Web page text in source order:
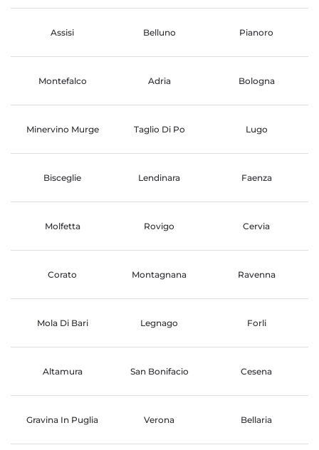
Assisi Belluno Pianoro
Montefalco Adria Bologna
Minervino Murge Taglio Di Po Lugo
Bisceglie Lendinara Faenza
Molfetta Rovigo Cervia
Corato Montagnana Ravenna
Mola Di Bari Legnago Forli
Altamura San Bonifacio Cesena
Gravina In Puglia Verona Bellaria